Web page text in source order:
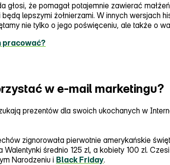
głosi, że pomagał potajemnie zawierać
lepszymi żołnierzami. W innych wersjach
nie tylko o jego poświęceniu, ale także o
pracować?
w e-mail marketingu?
prezentów dla swoich ukochanych w
zignorowała pierwotnie amerykańskie
średnio 125 zl, a kobiety 100 zl.
Narodzeniu i Black Friday.